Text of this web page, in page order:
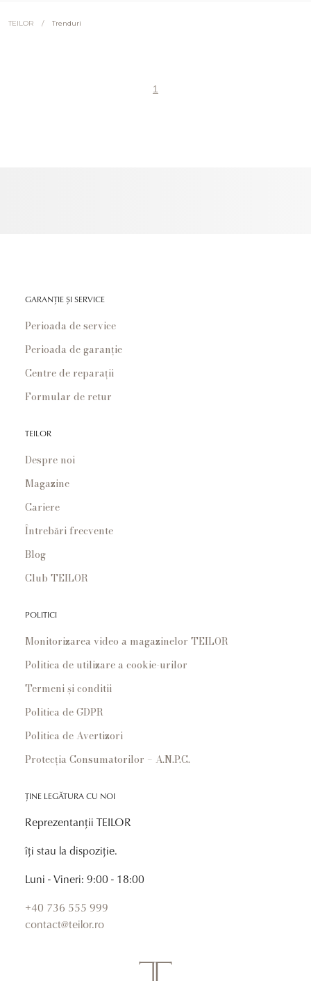
TEILOR / Trenduri
1
GARANȚIE ȘI SERVICE
Perioada de service
Perioada de garanție
Centre de reparații
Formular de retur
TEILOR
Despre noi
Magazine
Cariere
Întrebări frecvente
Blog
Club TEILOR
POLITICI
Monitorizarea video a magazinelor TEILOR
Politica de utilizare a cookie-urilor
Termeni și conditii
Politica de GDPR
Politica de Avertizori
Protecția Consumatorilor – A.N.P.C.
ȚINE LEGĂTURA CU NOI
Reprezentanții TEILOR
îți stau la dispoziție.
Luni - Vineri: 9:00 - 18:00
+40 736 555 999
contact@teilor.ro